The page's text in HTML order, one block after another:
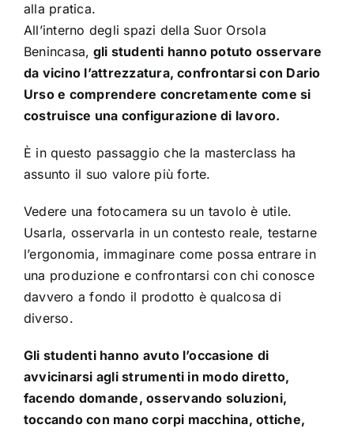
alla pratica.
All’interno degli spazi della Suor Orsola
Benincasa, gli studenti hanno potuto osservare
da vicino l’attrezzatura, confrontarsi con Dario
Urso e comprendere concretamente come si
costruisce una configurazione di lavoro.
È in questo passaggio che la masterclass ha
assunto il suo valore più forte.
Vedere una fotocamera su un tavolo è utile.
Usarla, osservarla in un contesto reale, testarne
l’ergonomia, immaginare come possa entrare in
una produzione e confrontarsi con chi conosce
davvero a fondo il prodotto è qualcosa di
diverso.
Gli studenti hanno avuto l’occasione di
avvicinarsi agli strumenti in modo diretto,
facendo domande, osservando soluzioni,
toccando con mano corpi macchina, ottiche,